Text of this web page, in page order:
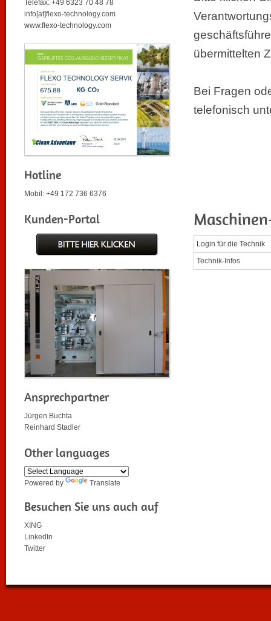
übermittelten
Bei Fragen
telefonisch
Login für die Technik
Technik-Infos
Telefax: +49 6323 70 48 78
info[at]flexo-technology.com
www.flexo-technology.com
Hotline
Mobil: +49 172 736 6376
Kunden-Portal
Ansprechpartner
Jürgen Buchta
Reinhard Stadler
Other languages
Powered by Translate
Besuchen Sie uns auch auf
XING
LinkedIn
Twitter